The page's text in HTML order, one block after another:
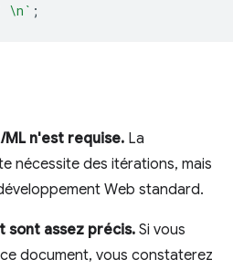
\n` ;
n'est requise. La
nécessite des itérations, mais
Web standard.
sont assez précis. Si vous
document, vous constaterez